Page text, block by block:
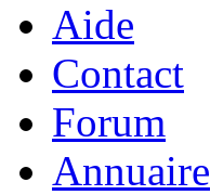
Aide
Contact
Forum
Annuaire